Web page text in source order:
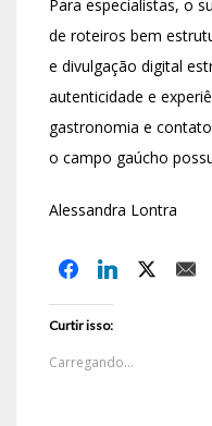
Para especialistas, o
de roteiros bem
e divulgação digital
autenticidade e
gastronomia e
o campo gaúcho
Alessandra Lontra
Curtir isso:
Carregando...